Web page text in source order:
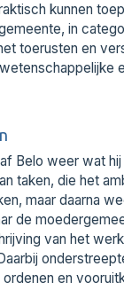
kunnen
in
toerusten en
Belo weer wat
taken, die het
maar daarna
de
van het
en